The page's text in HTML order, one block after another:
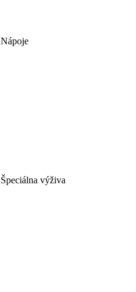
Nápoje
Špeciálna výživa